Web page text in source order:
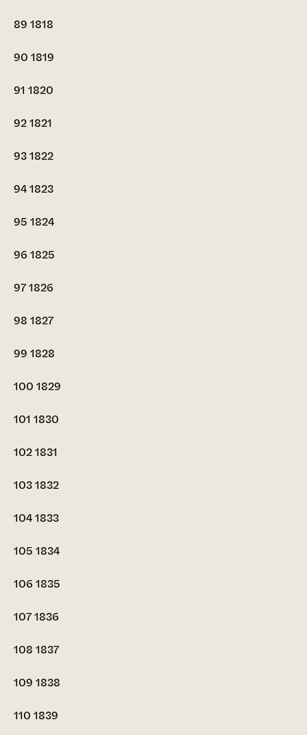
89 1818
90 1819
91 1820
921821
931822
941823
95 1824
96 1825
971826
98 1827
99 1828
100 1829
101 1830
1021831
1031832
1041833
105 1834
106 1835
1071836
108 1837
109 1838
110 1839